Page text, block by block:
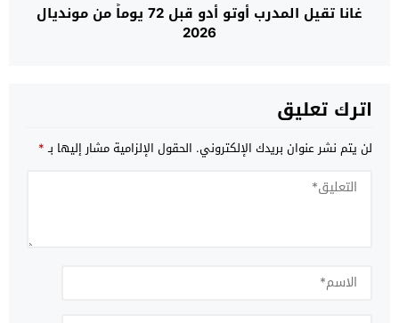
غانا تقيل المدرب أوتو أدو قبل 72 يوماً من مونديال
2026
اترك تعليق
لن يتم نشر عنوان بريدك الإلكتروني. الحقول الإلزامية مشار إليها بـ*